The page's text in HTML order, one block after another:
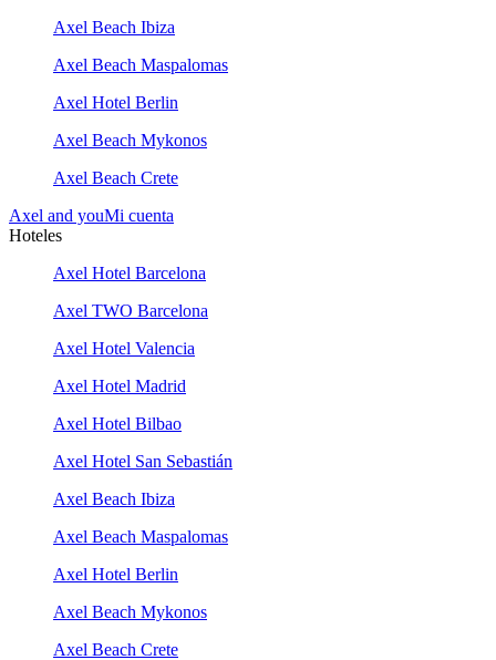
Axel Beach Ibiza
Axel Beach Maspalomas
Axel Hotel Berlin
Axel Beach Mykonos
Axel Beach Crete
Axel and youMi cuenta
Hoteles
Axel Hotel Barcelona
Axel TWO Barcelona
Axel Hotel Valencia
Axel Hotel Madrid
Axel Hotel Bilbao
Axel Hotel San Sebastián
Axel Beach Ibiza
Axel Beach Maspalomas
Axel Hotel Berlin
Axel Beach Mykonos
Axel Beach Crete